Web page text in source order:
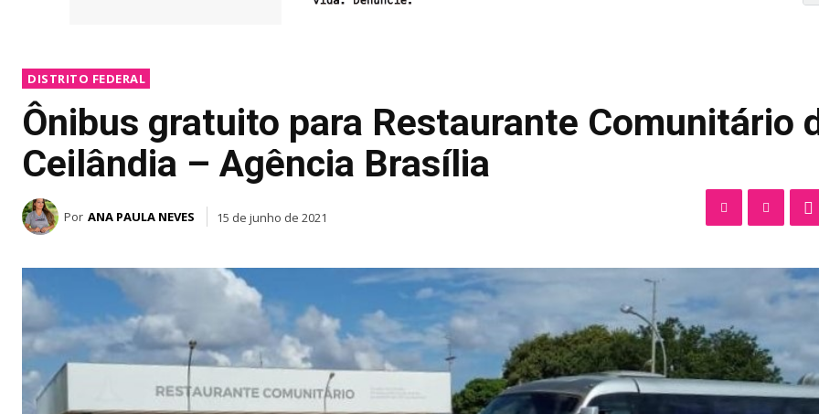
DISTRITO FEDERAL
Ônibus gratuito para Restaurante Comunitário
Ceilândia – Agência Brasília
Por ANA PAULA NEVES 15 de junho de 2021